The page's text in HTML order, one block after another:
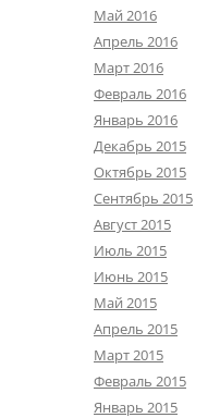
Май 2016
Апрель 2016
Март 2016
Февраль 2016
Январь 2016
Декабрь 2015
Октябрь 2015
Сентябрь 2015
Август 2015
Июль 2015
Июнь 2015
Май 2015
Апрель 2015
Март 2015
Февраль 2015
Январь 2015